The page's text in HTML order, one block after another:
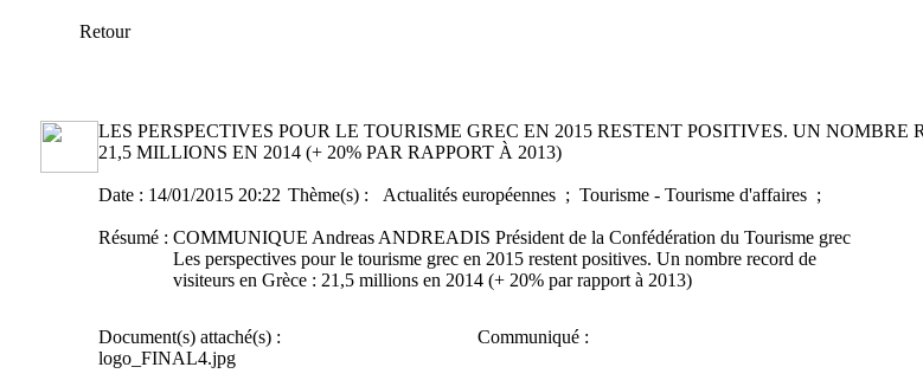
Retour
LES PERSPECTIVES POUR LE TOURISME GREC EN 2015 RESTENT POSITIVES. UN NOMBRE
21,5 MILLIONS EN 2014 (+ 20% PAR RAPPORT À 2013)
Date : 14/01/2015 20:22 Thème(s) : Actualités européennes ; Tourisme - Tourisme d'affaires ;
Résumé : COMMUNIQUE Andreas ANDREADIS Président de la Confédération du Tourisme grec
Les perspectives pour le tourisme grec en 2015 restent positives. Un nombre record de
visiteurs en Grèce : 21,5 millions en 2014 (+ 20% par rapport à 2013)
Document(s) attaché(s) :
logo_FINAL4.jpg
Communiqué :